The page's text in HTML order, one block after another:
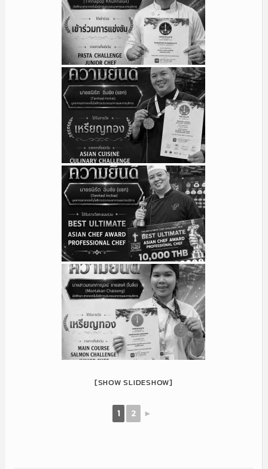
[SHOW SLIDESHOW]
1 2 ►